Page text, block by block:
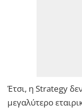
Έτσι, η Strategy
μεγαλύτερο